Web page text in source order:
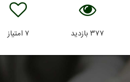
۳۷۷بازدید ۷ امتیاز